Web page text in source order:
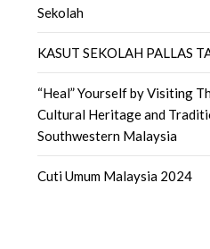
Sekolah
KASUT SEKOLAH PALLAS
“Heal” Yourself by Visiting
Cultural Heritage and
Southwestern Malaysia
Cuti Umum Malaysia 2024